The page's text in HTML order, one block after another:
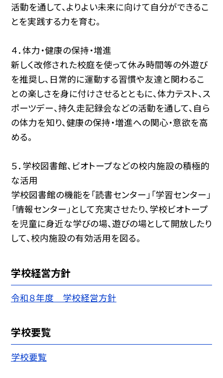
活動を通して、よりよい未来に向けて自分ができるこ
とを実践する力を育む。
４．体力・健康の保持・増進
新しく改修された校庭を使って休み時間等の外遊び
を推奨し、日常的に運動する習慣や友達と関わるこ
との楽しさを身に付けさせるとともに、体力テスト、ス
ポーツデー、持久走記録会などの活動を通して、自ら
の体力を知り、健康の保持・増進への関心・意欲を高
める。
５．学校図書館、ビオトープなどの校内施設の積極的
な活用
学校図書館の機能を「読書センター」「学習センター」
「情報センター」として充実させたり、学校ビオトープ
を児童に身近な学びの場、遊びの場として開放したり
して、校内施設の有効活用を図る。
学校経営方針
令和８年度 学校経営方針
学校要覧
学校要覧